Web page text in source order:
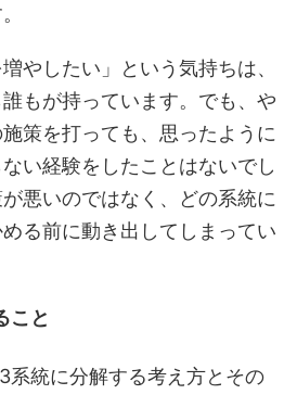
やしたい」という気持ちは、
もが持っています。でも、や
策を打っても、思ったように
い経験をしたことはないでし
悪いのではなく、どの系統に
る前に動き出してしまってい
こと
系統に分解する考え方とその